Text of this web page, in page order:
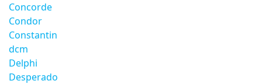
Concorde
Condor
Constantin
dcm
Delphi
Desperado